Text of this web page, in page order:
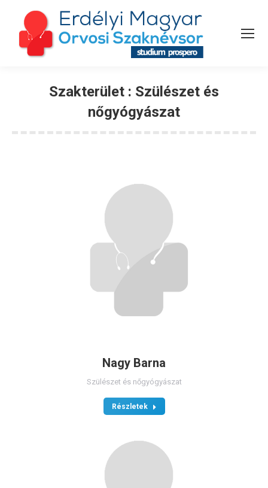
Szakterület : Szülészet és
nőgyógyászat
Nagy Barna
Szülészet és nőgyógyászat
Részletek